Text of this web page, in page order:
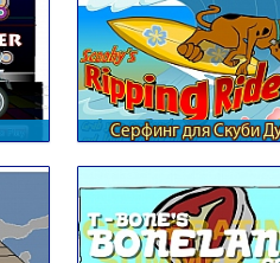
Серфинг для Скуби